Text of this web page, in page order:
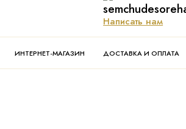
Написать нам
ИНТЕРНЕТ-МАГАЗИН ДОСТАВКА И ОПЛАТА